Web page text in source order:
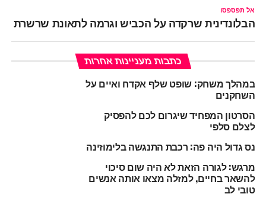
אל תפספסו
הבלונדינית שרקדה על הכביש וגרמה לתאונת שרשרת
כתבות מעניינות אחרות
במהלך משחק: שופט שלף אקדח ואיים על
השחקנים
הסרטון המפחיד שיגרום לכם להפסיק
לצלם סלפי
נס גדול היה פה: רכבת התנגשה בלימוזינה
מרגש: לגורה הזאת לא היה שום סיכוי
להשאר בחיים, למזלה מצאו אותה אנשים
טובי לב